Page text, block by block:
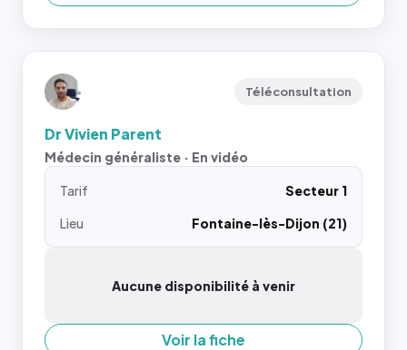
Téléconsultation
Dr Vivien Parent
Médecin généraliste · En vidéo
Tarif
Secteur 1
Lieu
Fontaine-lès-Dijon (21)
Aucune disponibilité à venir
Voir la fiche